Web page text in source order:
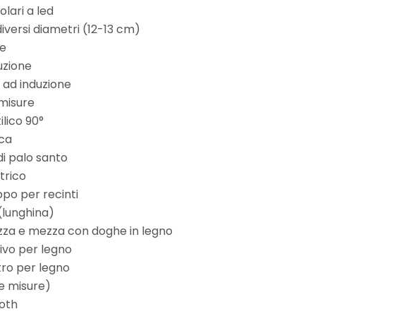
a led
diametri (12-13 cm)
induzione
90°
palo santo
per recinti
e mezza con doghe in legno
per legno
per legno
misure)